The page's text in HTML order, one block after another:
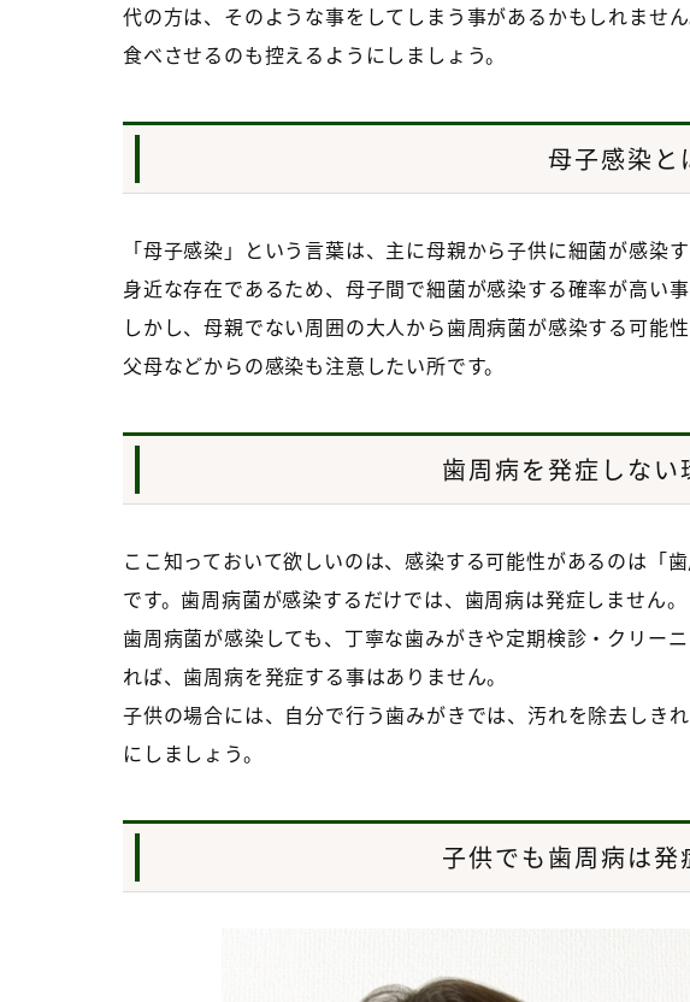
代の方は、そのような事をしてしまう事があるかもしれませ
食べさせるのも控えるようにしましょう。
母子感染と
「母子感染」という言葉は、主に母親から子供に細菌が感染
身近な存在であるため、母子間で細菌が感染する確率が高い
しかし、母親でない周囲の大人から歯周病菌が感染する可能
父母などからの感染も注意したい所です。
歯周病を発症しない
ここ知っておいて欲しいのは、感染する可能性があるのは「
です。歯周病菌が感染するだけでは、歯周病は発症しません。
歯周病菌が感染しても、丁寧な歯みがきや定期検診・クリー
れば、歯周病を発症する事はありません。
子供の場合には、自分で行う歯みがきでは、汚れを除去しき
にしましょう。
子供でも歯周病は発